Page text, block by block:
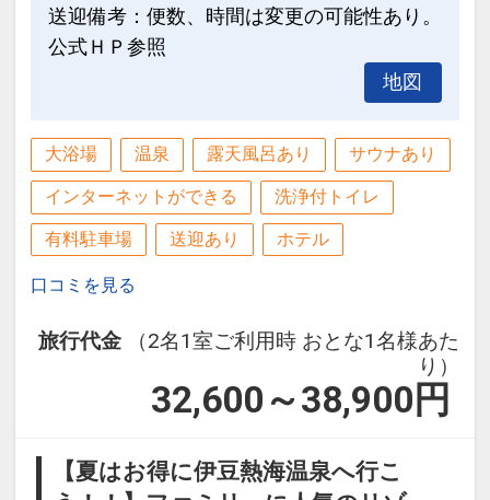
送迎備考：便数、時間は変更の可能性あり。
公式ＨＰ参照
地図
大浴場 温泉 露天風呂あり サウナあり
インターネットができる 洗浄付トイレ
有料駐車場 送迎あり ホテル
口コミを見る
旅行代金
（2名1室ご利用時 おとな1名様あた
り）
32,600～38,900 円
【夏はお得に伊豆熱海温泉へ行こ